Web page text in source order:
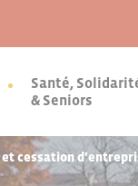
Santé,
& Seniors
cessation